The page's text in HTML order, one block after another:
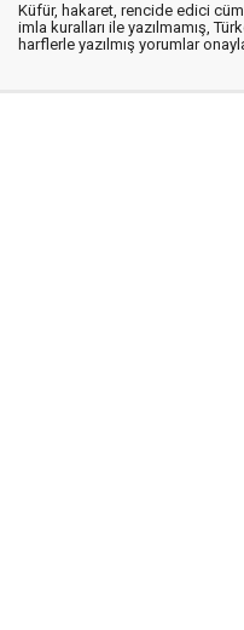
Küfür, hakaret, rencide edici
imla kuralları ile yazılmamış,
harflerle yazılmış yorumlar